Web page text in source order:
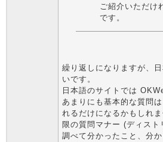
ご紹介いただけ
です。
繰り返しになりますが、
いです。
日本語のサイトでは
あまりにも基本的な質問
れるだけになるかもしれ
限の質問マナー (ディス
調べて分かったこと、分